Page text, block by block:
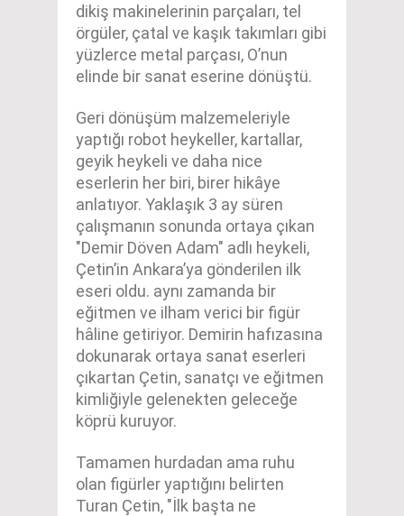
dikiş makinelerinin parçaları, tel
örgüler, çatal ve kaşık takımları gibi
yüzlerce metal parçası, O’nun
elinde bir sanat eserine dönüştü.
Geri dönüşüm malzemeleriyle
yaptığı robot heykeller, kartallar,
geyik heykeli ve daha nice
eserlerin her biri, birer hikâye
anlatıyor. Yaklaşık 3 ay süren
çalışmanın sonunda ortaya çıkan
"Demir Döven Adam" adlı heykeli,
Çetin’in Ankara’ya gönderilen ilk
eseri oldu. aynı zamanda bir
eğitmen ve ilham verici bir figür
hâline getiriyor. Demirin hafızasına
dokunarak ortaya sanat eserleri
çıkartan Çetin, sanatçı ve eğitmen
kimliğiyle gelenekten geleceğe
köprü kuruyor.
Tamamen hurdadan ama ruhu
olan figürler yaptığını belirten
Turan Çetin, "İlk başta ne